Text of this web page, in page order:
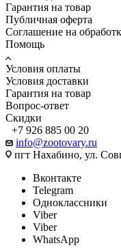
Гарантия на товар
Публичная оферта
Соглашение на
Помощь
Условия оплаты
Условия доставки
Гарантия на товар
Вопрос-ответ
Скидки
+7 926 885 00 20
info@zootovary.ru
пгт Нахабино, ул.
Вконтакте
Telegram
Одноклассники
Viber
Viber
WhatsApp